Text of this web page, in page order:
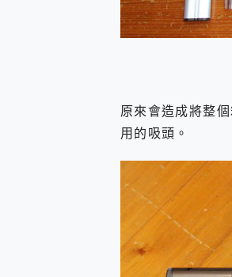
原來會造成將整
用的吸頭。